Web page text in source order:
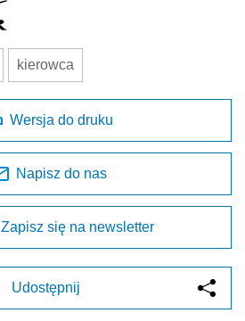
kierowca
Wersja do druku
Napisz do nas
Zapisz się na newsletter
Udostępnij